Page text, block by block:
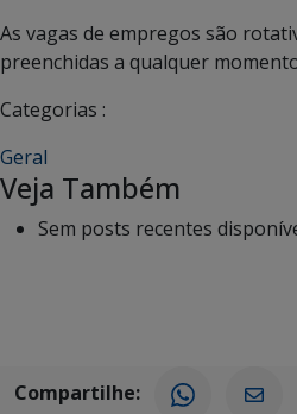
As vagas de empregos são
preenchidas a qualquer
Categorias :
Geral
Veja Também
Sem posts recentes
Compartilhe: